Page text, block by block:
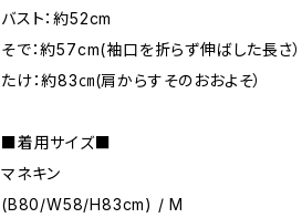
バスト：約52cm
そで：約57cm(袖口を折らず伸ばした長さ）
たけ：約83㎝(肩からすそのおおよそ）
■着用サイズ■
マネキン
(B80/W58/H83cm) / M